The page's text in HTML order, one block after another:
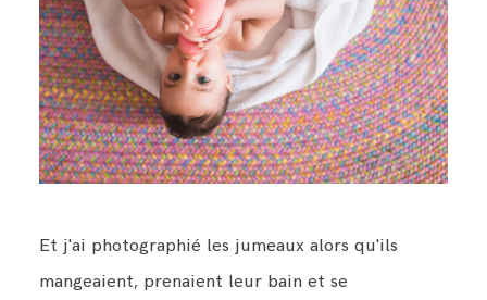
Et j'ai photographié les jumeaux alors qu'ils
mangeaient, prenaient leur bain et se